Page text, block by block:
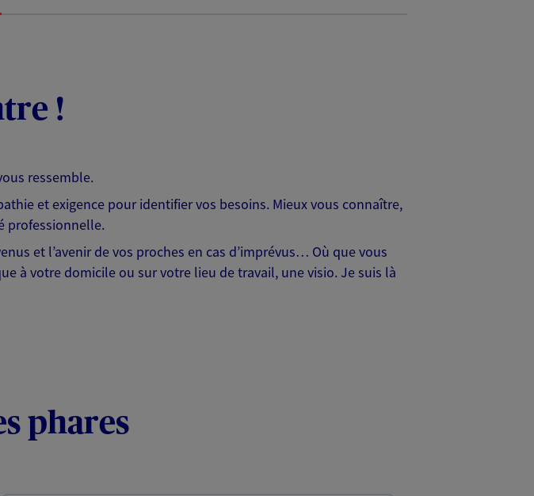
!
ressemble.
et exigence pour identifier vos besoins. Mieux vous connaître,
professionnelle.
et l’avenir de vos proches en cas d’imprévus… Où que vous
à votre domicile ou sur votre lieu de travail, une visio. Je suis là
phares